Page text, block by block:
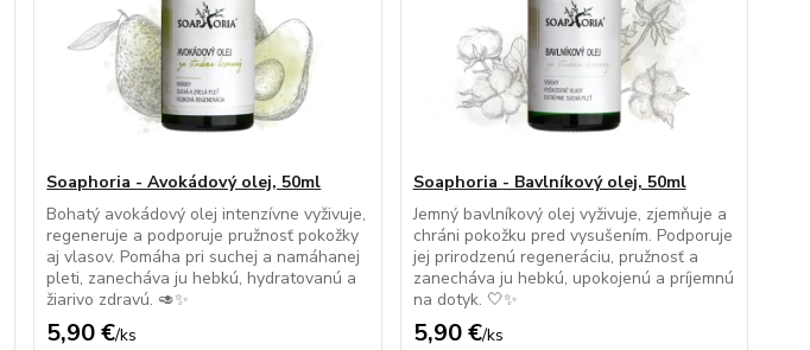
Soaphoria - Avokádový olej, 50ml
Bohatý avokádový olej intenzívne vyživuje,
regeneruje a podporuje pružnosť pokožky
aj vlasov. Pomáha pri suchej a namáhanej
pleti, zanecháva ju hebkú, hydratovanú a
žiarivo zdravú. 🥑✨
5,90 €/ks
Soaphoria - Bavlníkový olej, 50ml
Jemný bavlníkový olej vyživuje, zjemňuje a
chráni pokožku pred vysušením. Podporuje
jej prirodzenú regeneráciu, pružnosť a
zanecháva ju hebkú, upokojenú a príjemnú
na dotyk. 🤍✨
5,90 €/ks